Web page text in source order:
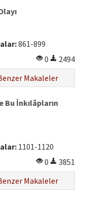
861-899
0
2494
Makaleler
Bu İnkılâpların
1101-1120
0
3851
Makaleler